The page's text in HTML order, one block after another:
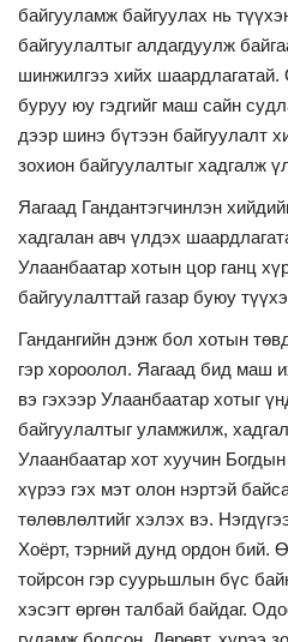
байгууламж байгуулах нь
байгуулалтыг алдагдуулж
шинжилгээ хийх шаардлагатай.
буруу юу гэдгийг маш сайн
дээр шинэ бүтээн байгуулалт
зохион байгуулалтыг хадгалж
Яагаад Гандантэгчинлэн
хадгалан авч үлдэх
Улаанбаатар хотын цор ганц
байгуулалттай газар буюу
Гандангийн дэнж бол хотын
гэр хороолол. Яагаад бид маш
вэ гэхээр Улаанбаатар хотыг
байгуулалтыг уламжилж,
Улаанбаатар хот хуучин
хүрээ гэх мэт олон нэртэй
төлөвлөлтийг хэлэх вэ.
Хоёрт, тэрний дунд ордон бий.
тойрсон гэр суурьшлын бүс
хэсэгт өргөн талбай байдаг.